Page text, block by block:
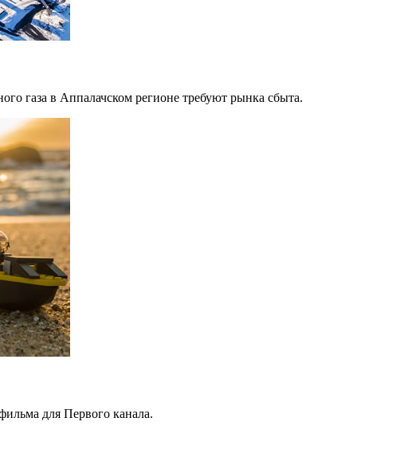
газа в Аппалачском регионе требуют рынка сбыта.
для Первого канала.